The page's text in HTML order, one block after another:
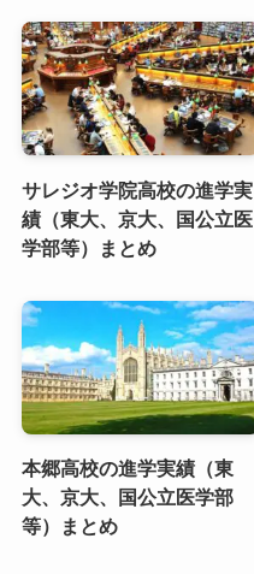
サレジオ学院高校の進学実
績（東大、京大、国公立医
学部等）まとめ
本郷高校の進学実績（東
大、京大、国公立医学部
等）まとめ